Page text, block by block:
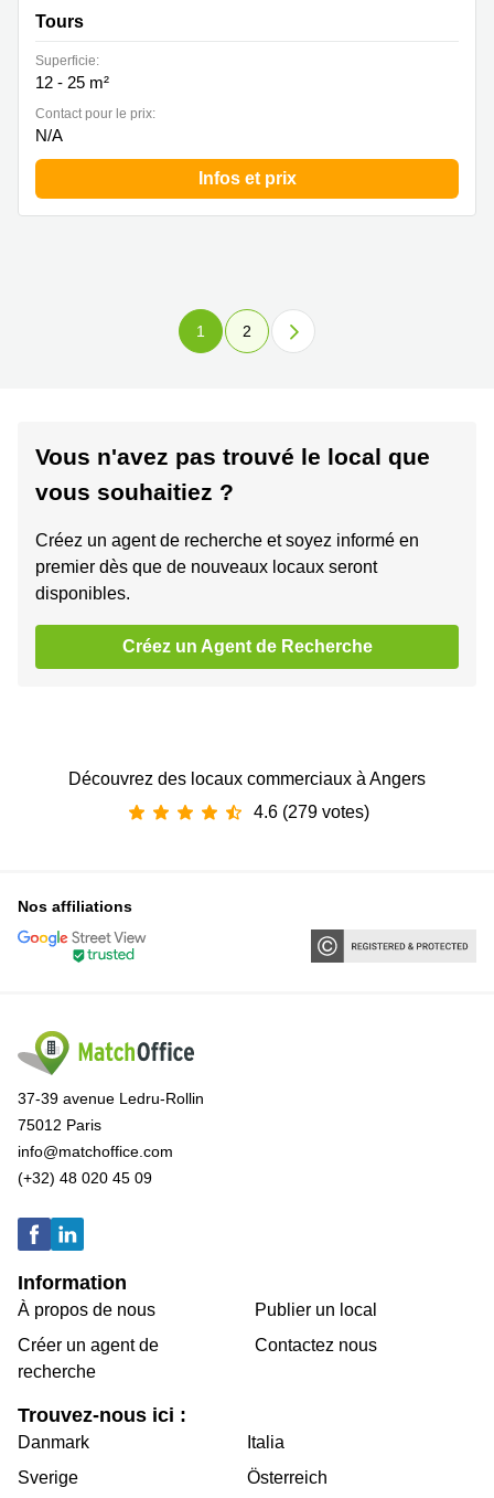
Tours
Superficie:
12 - 25 m²
Contact pour le prix:
N/A
Infos et prix
1 2
Vous n'avez pas trouvé le local que
vous souhaitiez ?
Créez un agent de recherche et soyez informé en
premier dès que de nouveaux locaux seront
disponibles.
Créez un Agent de Recherche
Découvrez des locaux commerciaux à Angers
4.6 (279 votes)
Nos affiliations
37-39 avenue Ledru-Rollin
75012 Paris
info@matchoffice.com
(+32) 48 020 45 09
Information
À propos de nous
Créer un agent de
recherche
Publier un local
Contactez nous
Trouvez-nous ici :
Danmark
Sverige
Italia
Österreich